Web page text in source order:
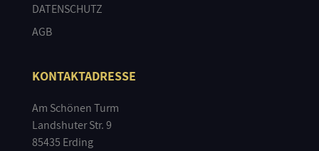
DATENSCHUTZ
AGB
KONTAKTADRESSE
Am Schönen Turm
Landshuter Str. 9
85435 Erding